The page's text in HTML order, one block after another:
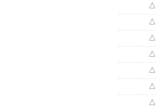
△
△
△
△
△
△
△